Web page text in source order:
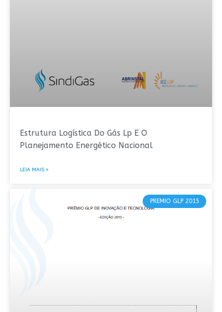
Estrutura Logística Do Gás Lp E O
Planejamento Energético Nacional
LEIA MAIS »
PREMIO GLP 2015